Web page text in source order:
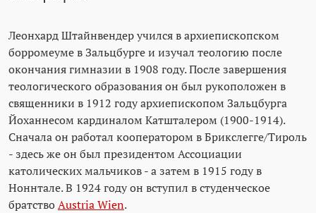
Леонхард Штайнвендер учился в архиепископском
борромеуме в Зальцбурге и изучал теологию после
окончания гимназии в 1908 году. После завершения
теологического образования он был рукоположен в
священники в 1912 году архиепископом Зальцбурга
Йоханнесом кардиналом Катшталером (1900-1914).
Сначала он работал кооператором в Брикслегге/Тироль
- здесь же он был президентом Ассоциации
католических мальчиков - а затем в 1915 году в
Ноннтале. В 1924 году он вступил в студенческое
братствоAustria Wien.